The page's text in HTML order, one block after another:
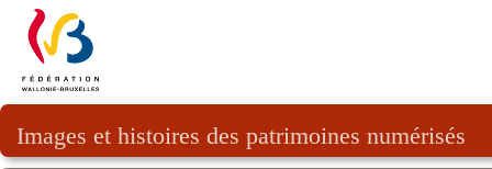
Images et histoires des patrimoines numérisés